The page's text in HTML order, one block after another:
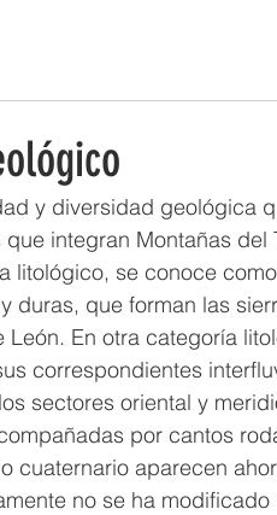
y diversidad geológica
integran Montañas
litológico, se conoce
duras, que forman las
León. En otra categoría
correspondientes
sectores oriental y
por cantos
cuaternario aparecen
no se ha